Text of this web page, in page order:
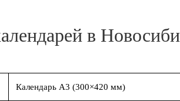
в
Календарь А3 (300×420 мм)